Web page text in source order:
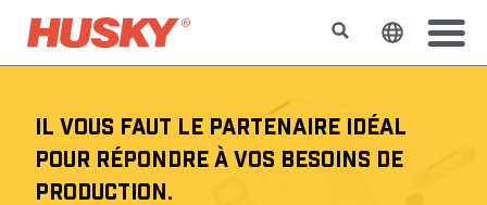
RechercherChanger
IL VOUS FAUT LE PARTENAIRE IDÉAL
POUR RÉPONDRE À VOS BESOINS DE
PRODUCTION.